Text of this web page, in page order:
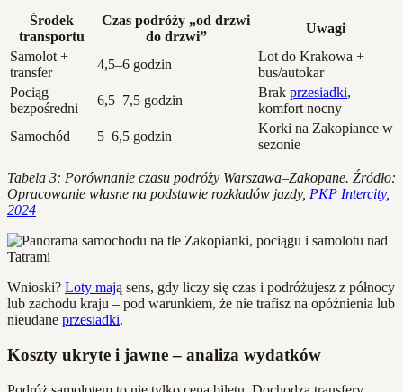
Środek
transportu
Czas podróży „od drzwi
do drzwi”
Uwagi
Samolot +
transfer
4,5–6 godzin
Lot do Krakowa +
bus/autokar
Pociąg
bezpośredni
6,5–7,5 godzin
Brak przesiadki,
komfort nocny
Samochód
5–6,5 godzin
Korki na Zakopiance w
sezonie
Tabela 3: Porównanie czasu podróży Warszawa–Zakopane. Źródło:
Opracowanie własne na podstawie rozkładów jazdy, PKP Intercity,
2024
Wnioski? Loty mają sens, gdy liczy się czas i podróżujesz z północy
lub zachodu kraju – pod warunkiem, że nie trafisz na opóźnienia lub
nieudane przesiadki.
Koszty ukryte i jawne – analiza wydatków